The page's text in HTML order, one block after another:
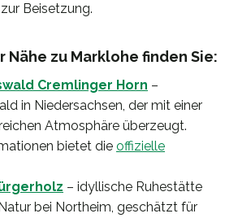
Beisetzung.
zu Marklohe finden Sie:
Cremlinger Horn –
in Niedersachsen, der mit einer
Atmosphäre überzeugt.
bietet die offizielle
– idyllische Ruhestätte
bei Northeim, geschätzt für